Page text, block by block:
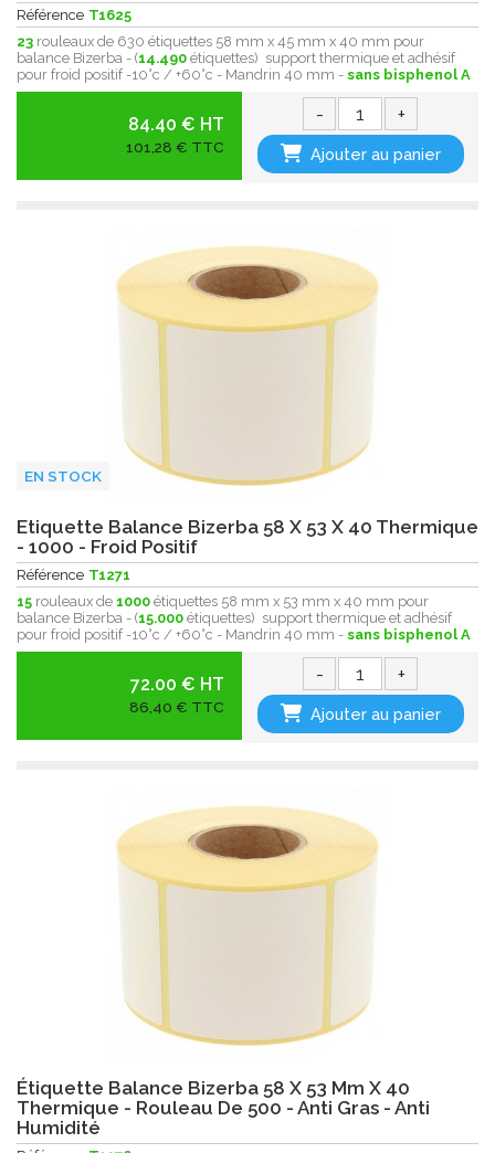
Référence T1625
23 rouleaux de 630 étiquettes 58 mm x 45 mm x 40 mm pour
balance Bizerba - (14.490 étiquettes) support thermique et adhésif
pour froid positif -10°c / +60°c - Mandrin 40 mm - sans bisphenol A
84.40 € HT
101,28 € TTC
- +
Ajouter au panier
EN STOCK
Etiquette Balance Bizerba 58 X 53 X 40 Thermique
- 1000 - Froid Positif
Référence T1271
15 rouleaux de 1000 étiquettes 58 mm x 53 mm x 40 mm pour
balance Bizerba - (15.000 étiquettes) support thermique et adhésif
pour froid positif -10°c / +60°c - Mandrin 40 mm - sans bisphenol A
72.00 € HT
86,40 € TTC
- +
Ajouter au panier
Étiquette Balance Bizerba 58 X 53 Mm X 40
Thermique - Rouleau De 500 - Anti Gras - Anti
Humidité